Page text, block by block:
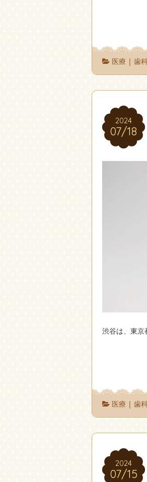
医療 |歯
2024
07/18
2024
07/18
渋谷は、東京
医療 |歯
2024
07/15
2024
07/15